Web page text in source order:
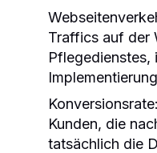
Traffics auf der
Pflegedienstes,
Kunden, die
tatsächlich die